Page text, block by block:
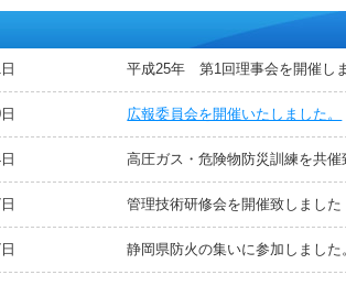
平成25年 第1回理事会を開催し
広報委員会を開催いたしました。
高圧ガス・危険物防災訓練を共
管理技術研修会を開催致しました
静岡県防火の集いに参加しました